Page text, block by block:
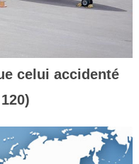
celui accidenté